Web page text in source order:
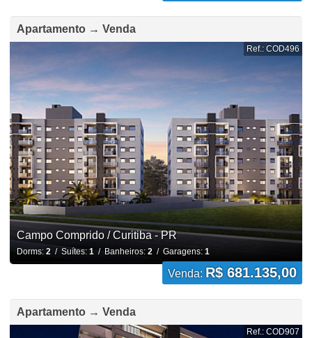
Apartamento → Venda
Ref.: COD496
Campo Comprido / Curitiba - PR
Dorms: 2/ Suítes: 1/ Banheiros: 2/ Garagens: 1
Venda: R$ 681.135,00
Apartamento → Venda
Ref.: COD907